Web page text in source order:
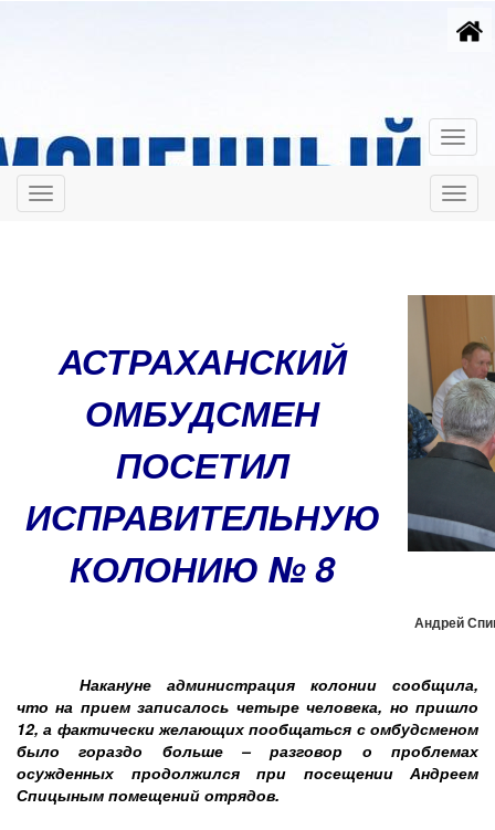
АСТРАХАНСКИЙ
ОМБУДСМЕН
ПОСЕТИЛ
ИСПРАВИТЕЛЬНУЮ
КОЛОНИЮ № 8
Андрей
Накануне администрация колонии сообщила,
что на прием записалось четыре человека, но пришло
12, а фактически желающих пообщаться с омбудсменом
было гораздо больше – разговор о проблемах
осужденных продолжился при посещении Андреем
Спицыным помещений отрядов.